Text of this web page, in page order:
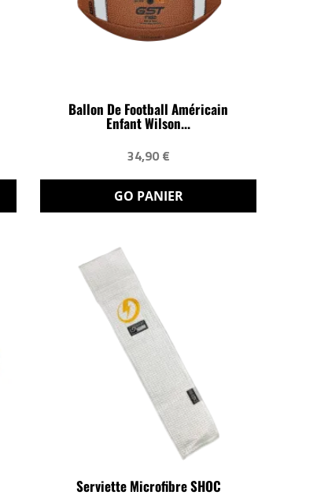
Ballon De Football Américain
Enfant Wilson...
34,90 €
GO PANIER
Serviette Microfibre SHOC